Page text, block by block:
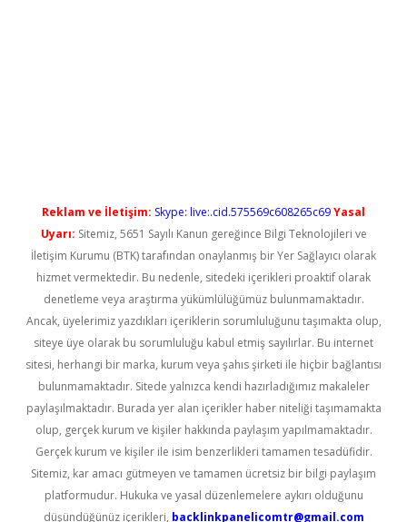
Reklam ve İletişim: Skype: live:.cid.575569c608265c69Yasal
Uyarı: Sitemiz, 5651 Sayılı Kanun gereğince Bilgi Teknolojileri ve
İletişim Kurumu (BTK) tarafından onaylanmış bir Yer Sağlayıcı olarak
hizmet vermektedir. Bu nedenle, sitedeki içerikleri proaktif olarak
denetleme veya araştırma yükümlülüğümüz bulunmamaktadır.
Ancak, üyelerimiz yazdıkları içeriklerin sorumluluğunu taşımakta olup,
siteye üye olarak bu sorumluluğu kabul etmiş sayılırlar. Bu internet
sitesi, herhangi bir marka, kurum veya şahıs şirketi ile hiçbir bağlantısı
bulunmamaktadır. Sitede yalnızca kendi hazırladığımız makaleler
paylaşılmaktadır. Burada yer alan içerikler haber niteliği taşımamakta
olup, gerçek kurum ve kişiler hakkında paylaşım yapılmamaktadır.
Gerçek kurum ve kişiler ile isim benzerlikleri tamamen tesadüfidir.
Sitemiz, kar amacı gütmeyen ve tamamen ücretsiz bir bilgi paylaşım
platformudur. Hukuka ve yasal düzenlemelere aykırı olduğunu
düşündüğünüz içerikleri, backlinkpanelicomtr@gmail.com